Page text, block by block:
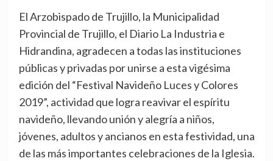
El Arzobispado de Trujillo, la Municipalidad
Provincial de Trujillo, el Diario La Industria e
Hidrandina, agradecen a todas las instituciones
públicas y privadas por unirse a esta vigésima
edición del “Festival Navideño Luces y Colores
2019”, actividad que logra reavivar el espíritu
navideño, llevando unión y alegría a niños,
jóvenes, adultos y ancianos en esta festividad, una
de las más importantes celebraciones de la Iglesia.